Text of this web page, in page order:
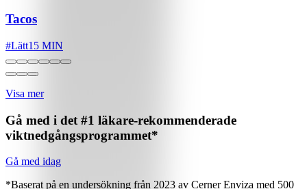
Tacos
#Lätt15 MIN
Visa mer
Gå med i det #1 läkare-rekommenderade
viktnedgångsprogrammet*
Gå med idag
*Baserat på en undersökning från 2023 av Cerner Enviza med 500